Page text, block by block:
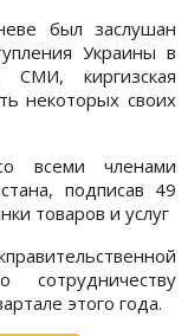
был заслушан
Украины в
киргизская
некоторых своих
всеми членами
подписав 49
товаров и услуг
сотрудничеству
этого года.